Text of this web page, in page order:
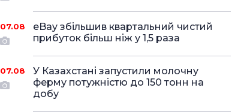
07.08
eBay збільшив квартальний чистий
прибуток більш ніж у 1,5 раза
07.08
У Казахстані запустили молочну
ферму потужністю до 150 тонн на
добу